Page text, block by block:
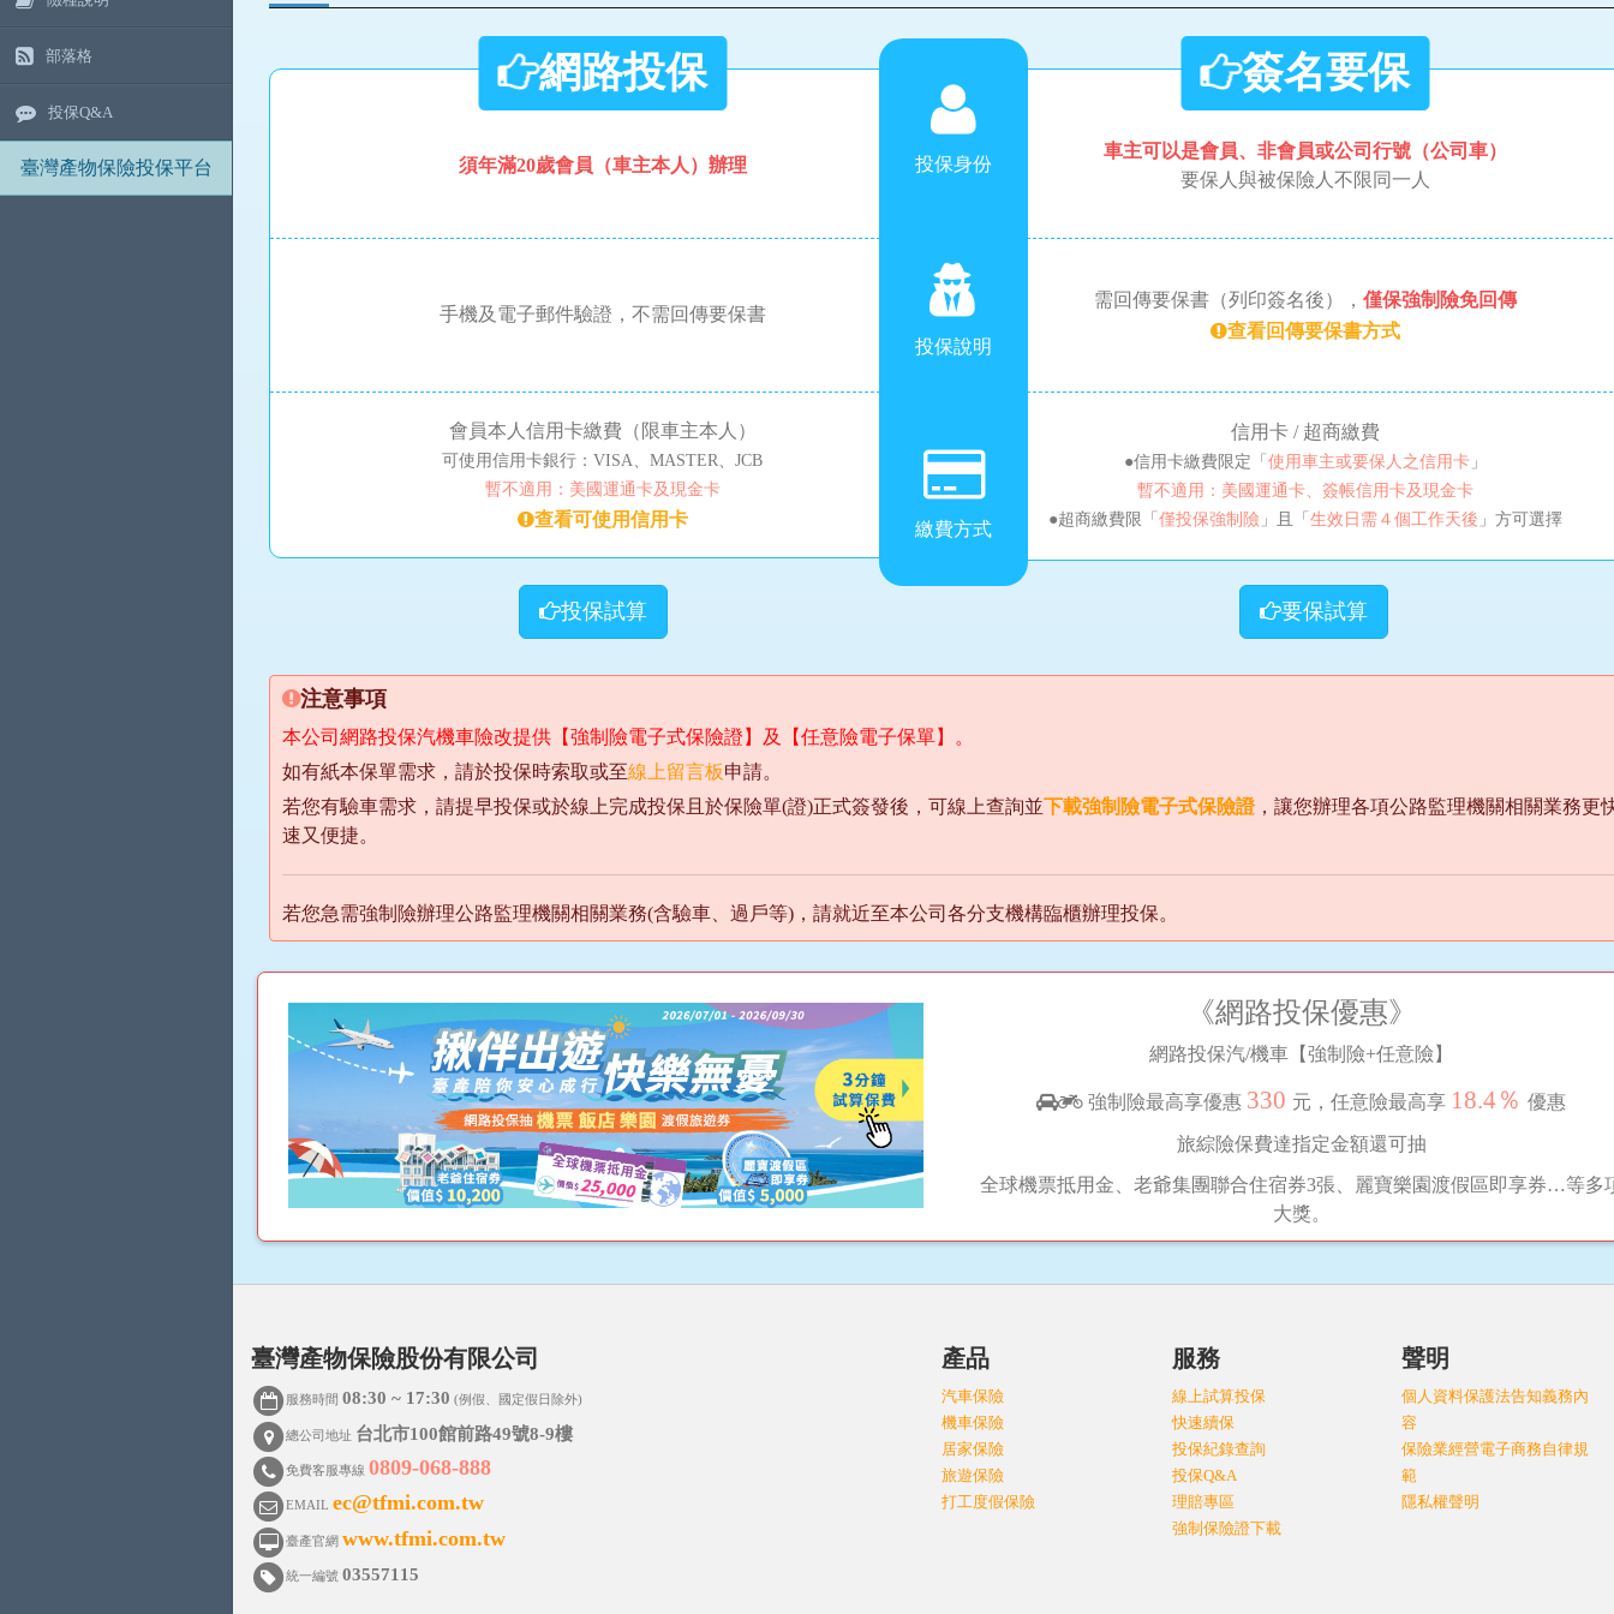
部落格
投保Q&A
臺灣產物保險投保平台
網路投保
須年滿20歲會員（車主本人）辦理
手機及電子郵件驗證，不需回傳要保書
會員本人信用卡繳費（限車主本人）
可使用信用卡銀行：VISA、MASTER、JCB
暫不適用：美國運通卡及現金卡
查看可使用信用卡
簽名要保
車主可以是會員、非會員或公司行號（公司車）
要保人與被保險人不限同一人
需回傳要保書（列印簽名後）， 僅保強制險免回傳
查看回傳要保書方式
信用卡 / 超商繳費
●信用卡繳費限定「 使用車主或要保人之信用卡」
暫不適用：美國運通卡、簽帳信用卡及現金卡
●超商繳費限「 僅投保強制險 」且「 生效日需４個工作天後 」方可選擇
投保身份
投保說明
繳費方式
投保試算 要保試算
注意事項
本公司網路投保汽機車險改提供【強制險電子式保險證】及【任意險電子保單】。
如有紙本保單需求，請於投保時索取或至線上留言板申請。
若您有驗車需求，請提早投保或於線上完成投保且於保險單(證)正式簽發後，可線上查詢並下載強制險電子式保險證，讓您辦理各項公路監理機關相關業務更
速又便捷。
若您急需強制險辦理公路監理機關相關業務(含驗車、過戶等)，請就近至本公司各分支機構臨櫃辦理投保。
《網路投保優惠》
網路投保汽/機車【強制險+任意險】
強制險最高享優惠 330 元，任意險最高享 18.4％ 優惠
旅綜險保費達指定金額還可抽
全球機票抵用金、老爺集團聯合住宿券3張、麗寶樂園渡假區即享券…等多
大獎。
臺灣產物保險股份有限公司
服務時間08:30 ~ 17:30 (例假、國定假日除外)
總公司地址 台北市100館前路49號8-9樓
免費客服專線0809-068-888
EMAILec@tfmi.com.tw
臺產官網www.tfmi.com.tw
統一編號03557115
產品
汽車保險
機車保險
居家保險
旅遊保險
打工度假保險
服務
線上試算投保
快速續保
投保紀錄查詢
投保Q&A
理賠專區
強制保險證下載
聲明
個人資料保護法告知義務內
容
保險業經營電子商務自律規
範
隱私權聲明